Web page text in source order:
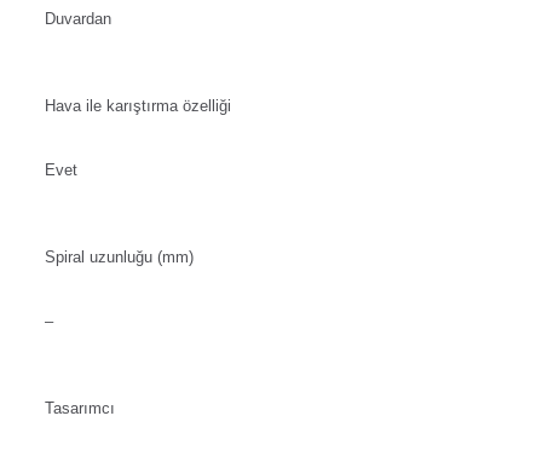
Duvardan
Hava ile karıştırma özelliği
Evet
Spiral uzunluğu (mm)
–
Tasarımcı